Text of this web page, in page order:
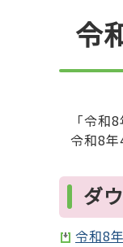
令
「令和
令和8
ダ
令和8